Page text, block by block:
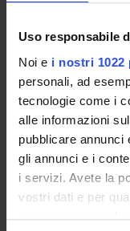
Uso responsabile
Noi e i nostri 1022
personali, ad
tecnologie come i
alle informazioni
pubblicare annunci
gli annunci e i
i servizi. Avete la
vostri dati e per
privacy sono
SEZIONI
Anatomia
ATTIVITÀ
AREE DI RICERCA